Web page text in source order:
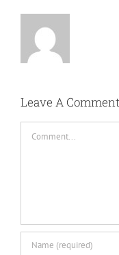
Leave A Comment